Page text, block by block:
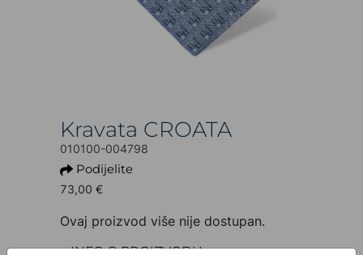
Kravata CROATA
010100-004798
Podijelite
73,00 €
Ovaj proizvod više nije dostupan.
+ INFO O PROIZVODU